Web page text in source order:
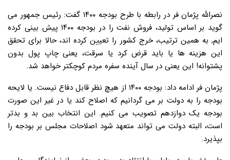
نصرالله پژمان فر در رابطه با طرح بودجه ۱۴۰۰ گفت: رئیس جمهور می
گوید بر اساس تولید، فروش نفت را در بودجه ۱۴۰۰ پیش بینی کرده
ایم, به همین ترتیب، خرج کشور را تعیین کرده اند، حالا برای تحقق
این هزینه ها یا باید قرض کرد یا سرقت، یعنی چاپ پول بدون
پشتوانه! این یعنی در سال آینده سفره مردم کوچکتر خواهد شد.
پژمان فر ادامه داد: بودجه ۱۴۰۰ از هیچ نظر قابل دفاع نیست. یا لایحه
بودجه را به دولت بر می گردانیم که اصلاح کند یا در غیر این صورت
بودجه یک دوازدهم تصویب می کنیم. این انتخاب بین بد و بدتر
است، البته دولت می تواند متعهد شود اصلاحات مجلس بر بودجه را
بپذیرد.